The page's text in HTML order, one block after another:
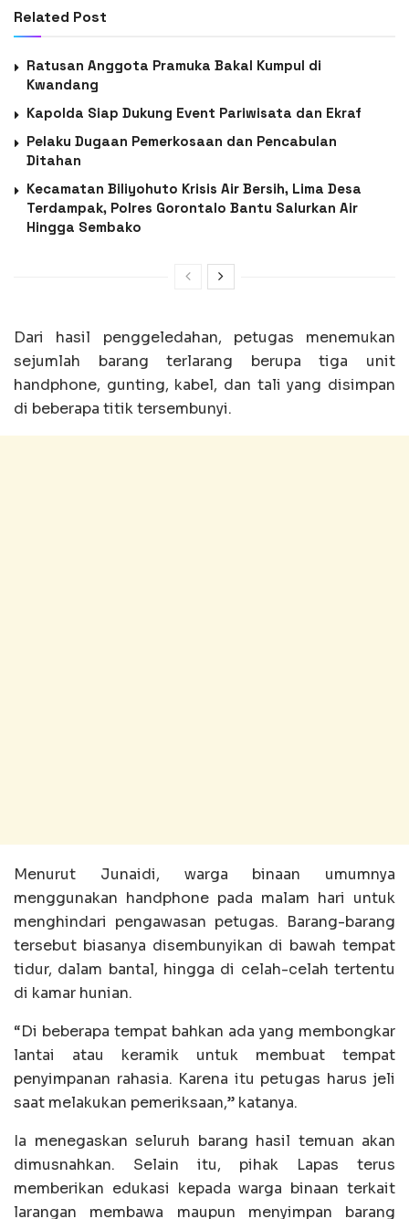
Related Post
Ratusan Anggota Pramuka Bakal Kumpul di
Kwandang
Kapolda Siap Dukung Event Pariwisata dan Ekraf
Pelaku Dugaan Pemerkosaan dan Pencabulan
Ditahan
Kecamatan Biliyohuto Krisis Air Bersih, Lima Desa
Terdampak, Polres Gorontalo Bantu Salurkan Air
Hingga Sembako
Dari hasil penggeledahan, petugas menemukan
sejumlah barang terlarang berupa tiga unit
handphone, gunting, kabel, dan tali yang disimpan
di beberapa titik tersembunyi.
‎Menurut Junaidi, warga binaan umumnya
menggunakan handphone pada malam hari untuk
menghindari pengawasan petugas. Barang-barang
tersebut biasanya disembunyikan di bawah tempat
tidur, dalam bantal, hingga di celah-celah tertentu
di kamar hunian.
‎“Di beberapa tempat bahkan ada yang membongkar
lantai atau keramik untuk membuat tempat
penyimpanan rahasia. Karena itu petugas harus jeli
saat melakukan pemeriksaan,” katanya.
‎Ia menegaskan seluruh barang hasil temuan akan
dimusnahkan. Selain itu, pihak Lapas terus
memberikan edukasi kepada warga binaan terkait
larangan membawa maupun menyimpan barang